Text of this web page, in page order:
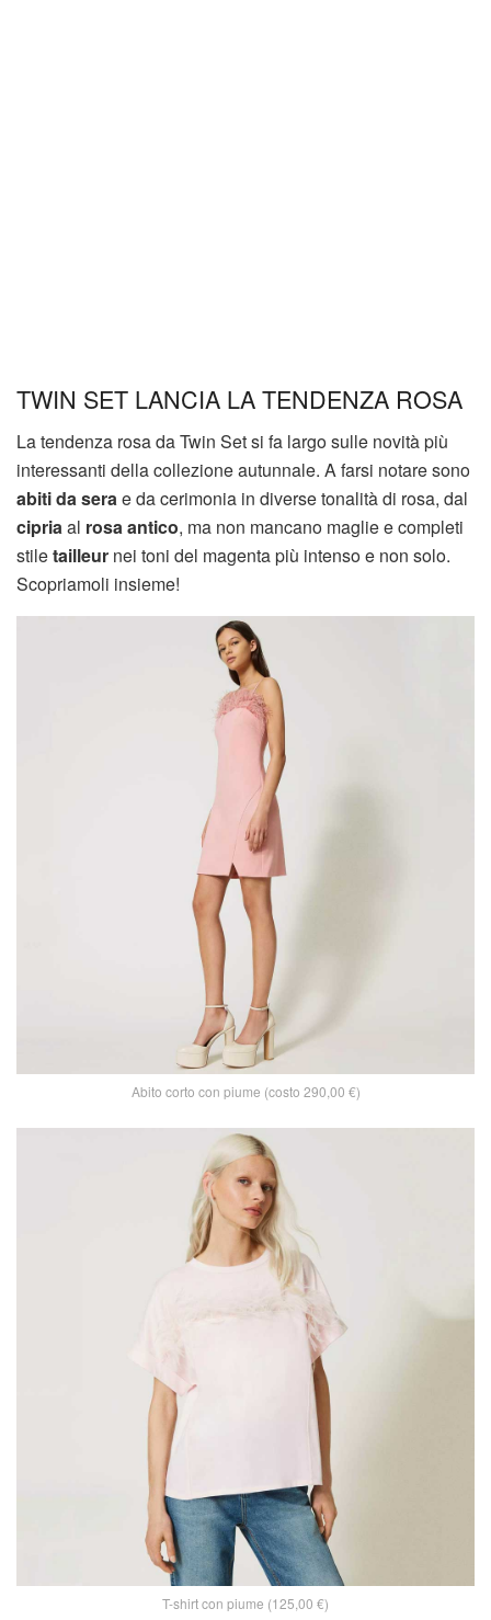
TWIN SET LANCIA LA TENDENZA ROSA
La tendenza rosa da Twin Set si fa largo sulle novità più
interessanti della collezione autunnale. A farsi notare sono
abiti da serae da cerimonia in diverse tonalità di rosa, dal
cipriaal rosa antico, ma non mancano maglie e completi
stiletailleur nei toni del magenta più intenso e non solo.
Scopriamoli insieme!
Abito corto con piume (costo 290,00 €)
T-shirt con piume (125,00 €)